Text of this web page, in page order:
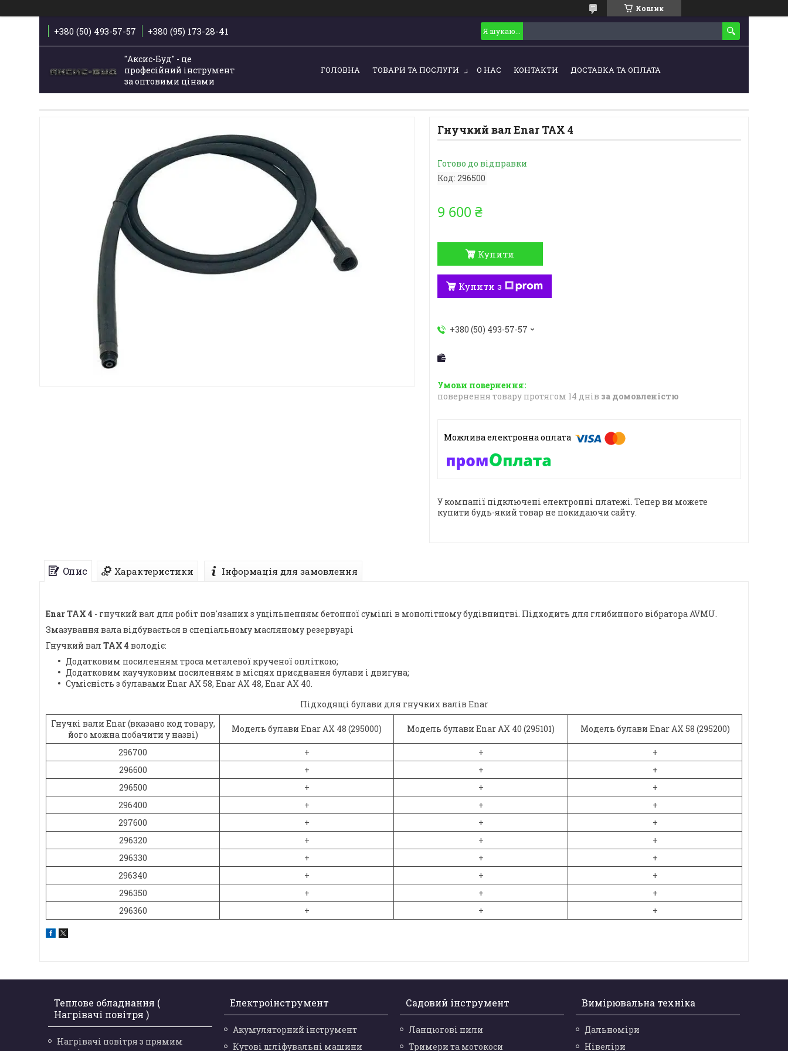
Кошик
+380 (50) 493-57-57 +380 (95) 173-28-41
"Аксис-Буд" - це
професійний інструмент
за оптовими цінами
ГОЛОВНА ТОВАРИ ТА ПОСЛУГИ О НАС КОНТАКТИ ДОСТАВКА ТА ОПЛАТА
Гнучкий вал Enar TAX 4
Готово до відправки
Код: 296500
9 600 ₴
Купити
Купити з
+380 (50) 493-57-57
повернення товару протягом 14 днів за домовленістю
У компанії підключені електронні платежі. Тепер ви можете
купити будь-який товар не покидаючи сайту.
Опис Характеристики Інформація для замовлення
Enar TAX 4 - гнучкий вал для робіт пов'язаних з ущільненням бетонної суміші в монолітному будівництві. Підходить для глибинного вібратора AVMU.
Змазування вала відбувається в спеціальному масляному резервуарі
Гнучкий вал TAX 4 володіє:
Додатковим посиленням троса металевої крученої опліткою;
Додатковим каучуковим посиленням в місцях приєднання булави і двигуна;
Сумісність з булавами Enar AX 58, Enar AX 48, Enar AX 40.
Підходящі булави для гнучких валів Enar
Гнучкі вали Enar (вказано код товару,
його можна побачити у назві)
Модель булави Enar AX 48 (295000) Модель булави Enar AX 40 (295101) Модель булави Enar AX 58 (295200)
296700 + +
+
296600
+ +
+
296500
+ +
+
296400
+ +
+
297600
+ +
+
296320
+ +
+
296330
+ +
+
296340
+ +
+
296350
+ +
+
296360
+ + +
Теплове обладнання (
Нагрівачі повітря )
Нагрівачі повітря з прямим
Електроінструмент
Акумуляторний інструмент
Кутові шліфувальні машини
Садовий інструмент
Ланцюгові пили
Тримери та мотокоси
Вимірювальна техніка
Дальноміри
Нівеліри